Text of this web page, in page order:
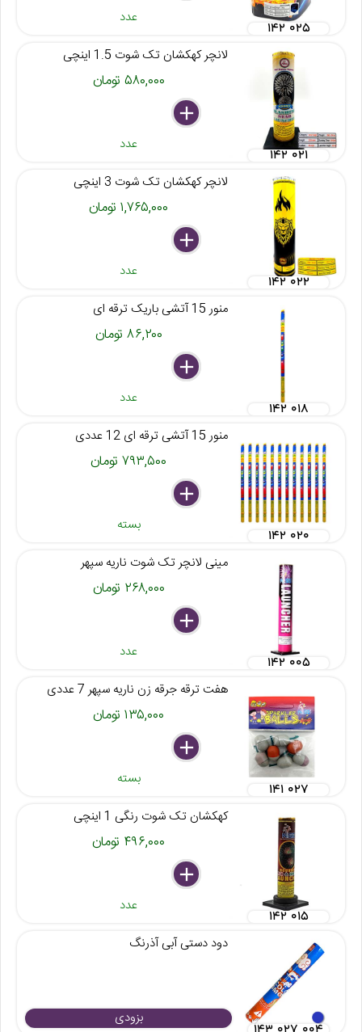
عدد
۱۴۲ ۰۲۵
لانچر کهکشان تک شوت 1.5 اینچی
۵۸۰,۰۰۰ تومان
delete
remove
add
عدد
۱۴۲ ۰۲۱
لانچر کهکشان تک شوت 3 اینچی
۱,۷۶۵,۰۰۰ تومان
delete
remove
add
عدد
۱۴۲ ۰۲۲
منور 15 آتشی باریک ترقه ای
۸۶,۲۰۰ تومان
delete
remove
add
عدد
۱۴۲ ۰۱۸
منور 15 آتشی ترقه ای 12 عددی
۷۹۳,۵۰۰ تومان
delete
remove
add
بسته
۱۴۲ ۰۲۰
مینی لانچر تک شوت ناریه سپهر
۲۶۸,۰۰۰ تومان
delete
remove
add
عدد
۱۴۲ ۰۰۵
هفت ترقه جرقه زن ناریه سپهر 7 عددی
۱۳۵,۰۰۰ تومان
delete
remove
add
بسته
۱۴۱ ۰۲۷
کهکشان تک شوت رنگی 1 اینچی
۴۹۶,۰۰۰ تومان
delete
remove
add
عدد
۱۴۲ ۰۱۵
دود دستی آبی آذرنگ
بزودی